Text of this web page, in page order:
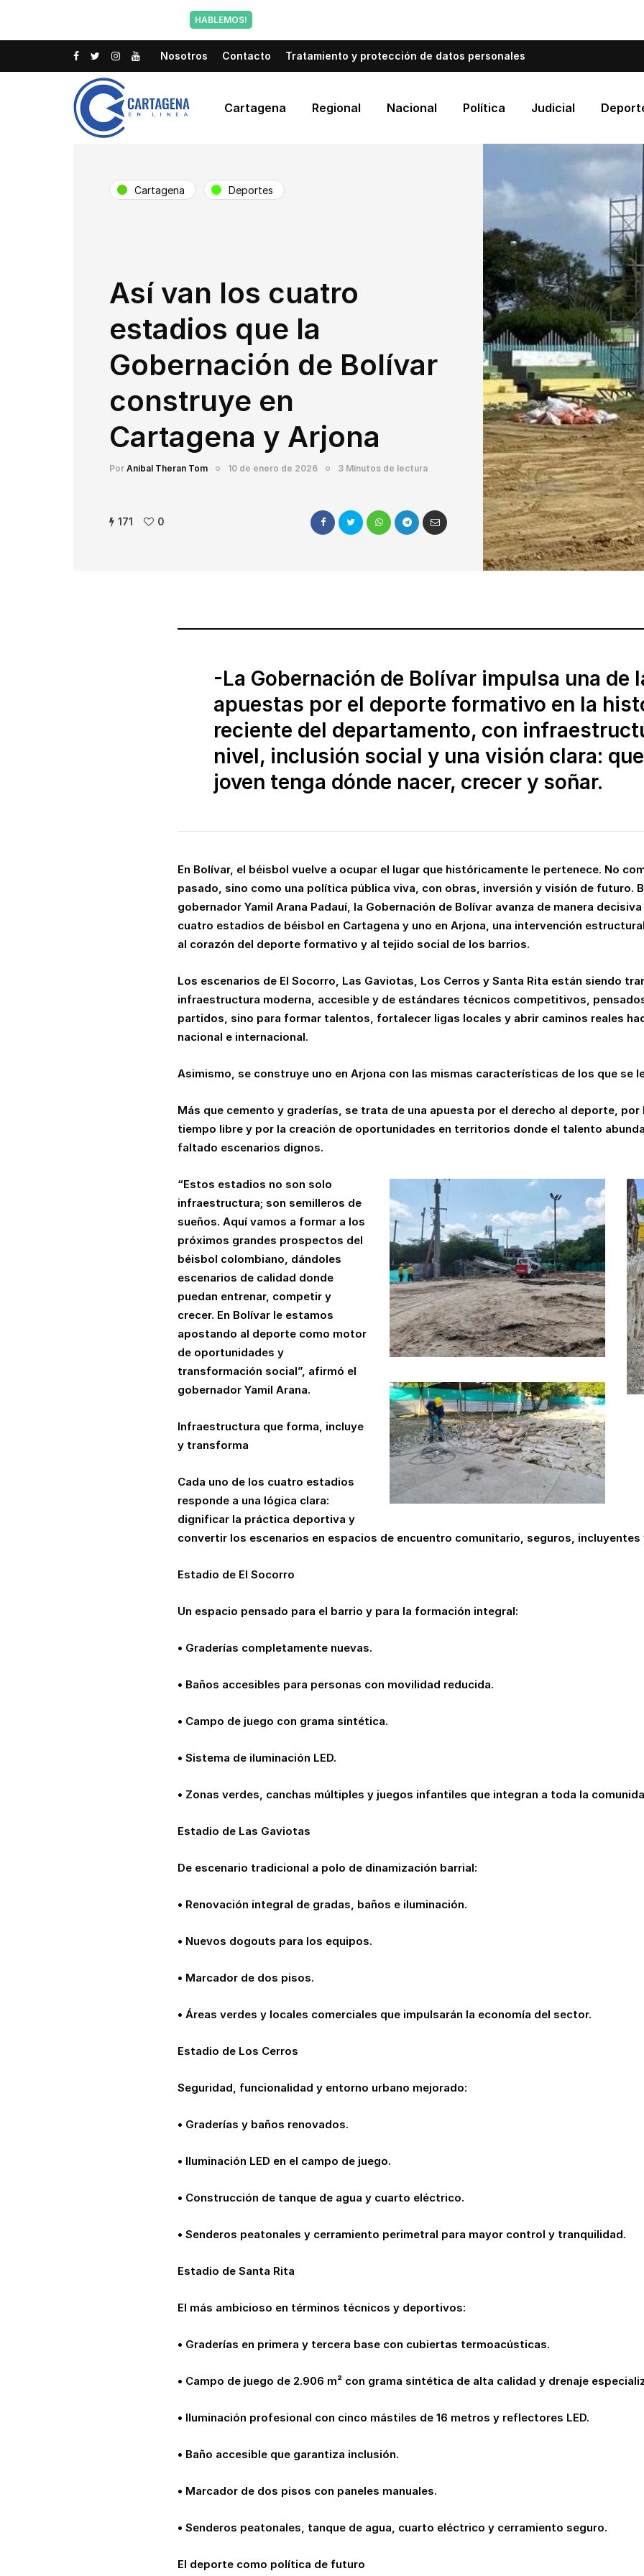
HABLEMOS!
Nosotros Contacto Tratamiento y protección de datos personales
Cartagena Regional Nacional Política Judicial
Cartagena Deportes
Así van los cuatro
estadios que la
Gobernación de Bolívar
construye en
Cartagena y Arjona
Por Anibal Theran Tom 10 de enero de 2026 3 Minutos de lectura
171 0
-La Gobernación de Bolívar impulsa una de
apuestas por el deporte formativo en la
reciente del departamento, con
nivel, inclusión social y una visión clara:
joven tenga dónde nacer, crecer y soñar.
En Bolívar, el béisbol vuelve a ocupar el lugar que históricamente le pertenece. No
pasado, sino como una política pública viva, con obras, inversión y visión de futuro.
gobernador Yamil Arana Padauí, la Gobernación de Bolívar avanza de manera
cuatro estadios de béisbol en Cartagena y uno en Arjona, una intervención
al corazón del deporte formativo y al tejido social de los barrios.
Los escenarios de El Socorro, Las Gaviotas, Los Cerros y Santa Rita están siendo
infraestructura moderna, accesible y de estándares técnicos competitivos,
partidos, sino para formar talentos, fortalecer ligas locales y abrir caminos reales
nacional e internacional.
Asimismo, se construye uno en Arjona con las mismas características de los que se
Más que cemento y graderías, se trata de una apuesta por el derecho al deporte,
tiempo libre y por la creación de oportunidades en territorios donde el talento
faltado escenarios dignos.
“Estos estadios no son solo
infraestructura; son semilleros de
sueños. Aquí vamos a formar a los
próximos grandes prospectos del
béisbol colombiano, dándoles
escenarios de calidad donde
puedan entrenar, competir y
crecer. En Bolívar le estamos
apostando al deporte como motor
de oportunidades y
transformación social”, afirmó el
gobernador Yamil Arana.
Infraestructura que forma, incluye
y transforma
Cada uno de los cuatro estadios
responde a una lógica clara:
dignificar la práctica deportiva y
convertir los escenarios en espacios de encuentro comunitario, seguros, incluyentes
Estadio de El Socorro
Un espacio pensado para el barrio y para la formación integral:
• Graderías completamente nuevas.
• Baños accesibles para personas con movilidad reducida.
• Campo de juego con grama sintética.
• Sistema de iluminación LED.
• Zonas verdes, canchas múltiples y juegos infantiles que integran a toda la
Estadio de Las Gaviotas
De escenario tradicional a polo de dinamización barrial:
• Renovación integral de gradas, baños e iluminación.
• Nuevos dogouts para los equipos.
• Marcador de dos pisos.
• Áreas verdes y locales comerciales que impulsarán la economía del sector.
Estadio de Los Cerros
Seguridad, funcionalidad y entorno urbano mejorado:
• Graderías y baños renovados.
• Iluminación LED en el campo de juego.
• Construcción de tanque de agua y cuarto eléctrico.
• Senderos peatonales y cerramiento perimetral para mayor control y tranquilidad.
Estadio de Santa Rita
El más ambicioso en términos técnicos y deportivos:
• Graderías en primera y tercera base con cubiertas termoacústicas.
• Campo de juego de 2.906 m² con grama sintética de alta calidad y drenaje
• Iluminación profesional con cinco mástiles de 16 metros y reflectores LED.
• Baño accesible que garantiza inclusión.
• Marcador de dos pisos con paneles manuales.
• Senderos peatonales, tanque de agua, cuarto eléctrico y cerramiento seguro.
El deporte como política de futuro